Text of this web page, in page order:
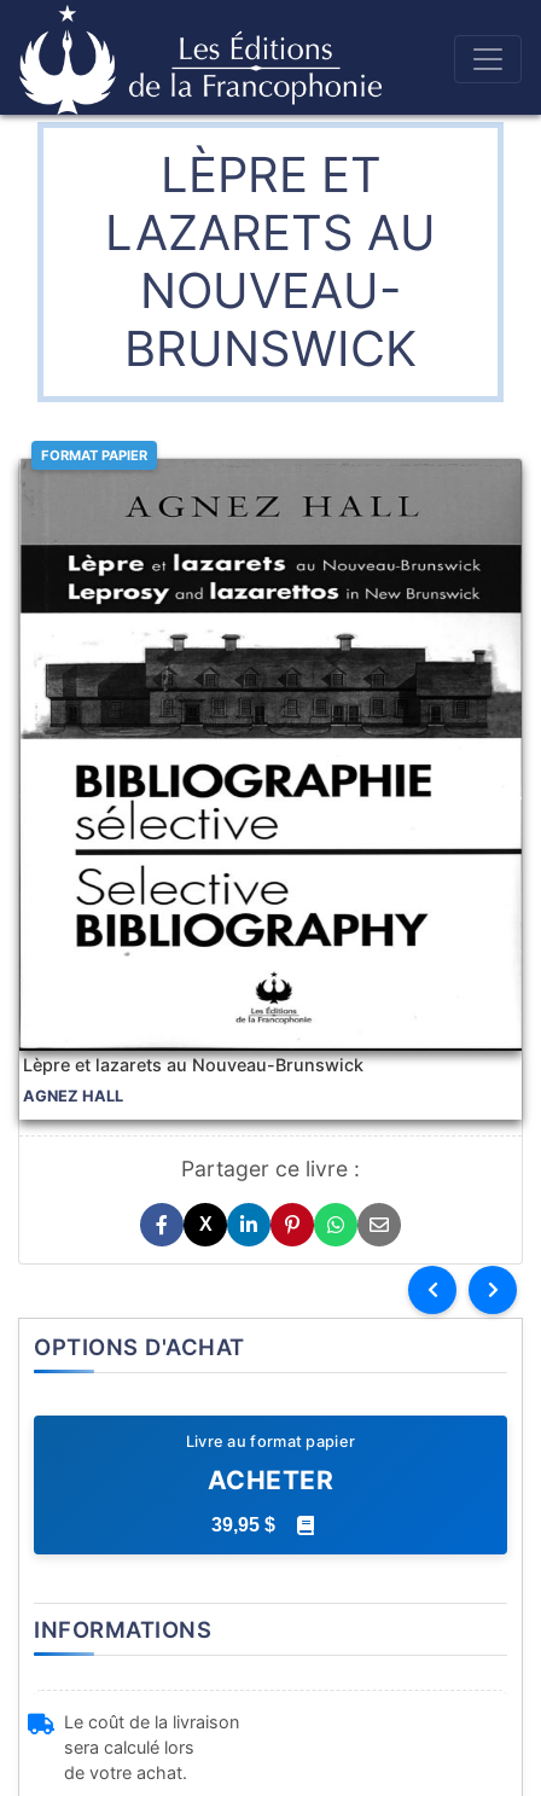
Skip
to Éditions de la francophonie
LÈPRE ET
LAZARETS AU
NOUVEAU-
BRUNSWICK
FORMAT PAPIER
Lèpre et lazarets au Nouveau-Brunswick
AGNEZ HALL
Partager ce livre :
X
OPTIONS D'ACHAT
Livre au format papier
ACHETER
39,95 $
INFORMATIONS
Le coût de la livraison
sera calculé lors
de votre achat.